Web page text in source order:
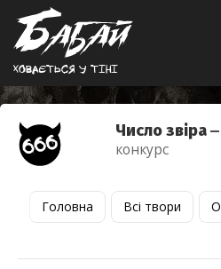
Ховається у тiнi
Число звіра
конкурс
Головна Всі твори